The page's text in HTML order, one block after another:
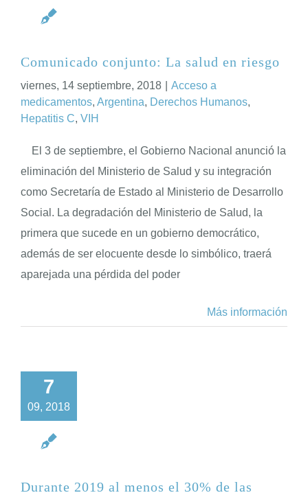
Comunicado conjunto: La salud en riesgo
viernes, 14 septiembre, 2018
Acceso a
medicamentos, Argentina, Derechos Humanos,
Hepatitis C, VIH
El 3 de septiembre, el Gobierno Nacional anunció la
eliminación del Ministerio de Salud y su integración
como Secretaría de Estado al Ministerio de Desarrollo
Social. La degradación del Ministerio de Salud, la
primera que sucede en un gobierno democrático,
además de ser elocuente desde lo simbólico, traerá
aparejada una pérdida del poder
Más información
7
09, 2018
Durante 2019 al menos el 30% de las